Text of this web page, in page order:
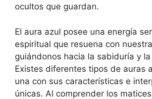
ocultos que guardan.
El aura azul posee una energía
espiritual que resuena con
guiándonos hacia la sabiduría y
Existes diferentes tipos de auras
una con sus características e
únicas. Al comprender los